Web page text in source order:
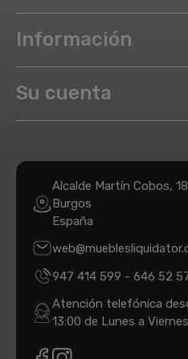
Información
Su cuenta
Alcalde Martín Cobos,
Burgos
España
947 414 599 - 646 52
Atención telefónica
13:00 de Lunes a Viernes